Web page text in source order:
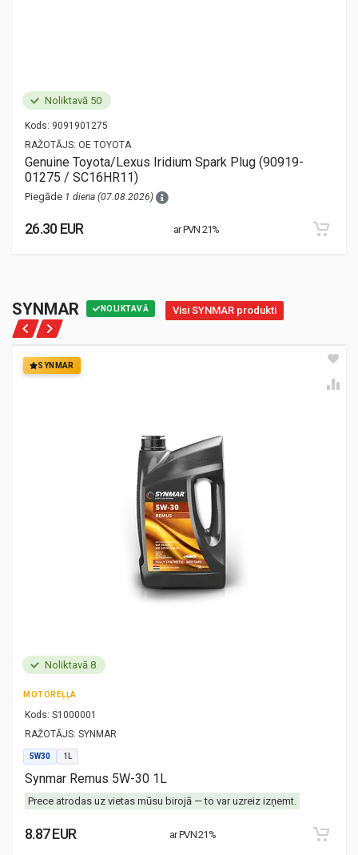
Noliktavā 50
Kods: 9091901275
RAŽOTĀJS: OE TOYOTA
Genuine Toyota/Lexus Iridium Spark Plug (90919-
01275 / SC16HR11)
Piegāde 1 diena (07.08.2026)
26.30 EUR ar PVN 21%
SYNMAR NOLIKTAVĀ Visi SYNMAR produkti
SYNMAR
Noliktavā 8
MOTOREĻĻA
Kods: S1000001
RAŽOTĀJS: SYNMAR
5W30 1L
Synmar Remus 5W-30 1L
Prece atrodas uz vietas mūsu birojā — to var uzreiz izņemt.
8.87 EUR ar PVN 21%